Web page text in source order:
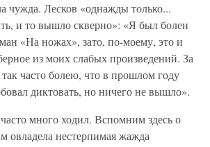
чужда. Лесков «однажды только...
и то вышло скверно»: «Я был болен
«На ножах», зато, по-моему, это и
из моих слабых произведений. За
часто болею, что в прошлом году
диктовать, но ничего не вышло».
много ходил. Вспомним здесь о
овладела нестерпимая жажда